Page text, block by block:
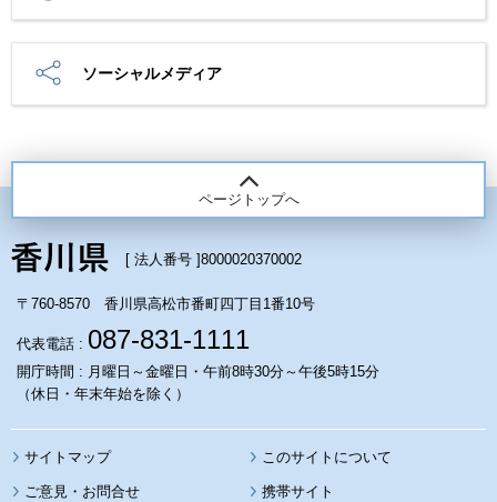
ソーシャルメディア
ページトップへ
[ 法人番号 ]8000020370002
〒760-8570 香川県高松市番町四丁目1番10号
代表電話 : 087-831-1111
開庁時間 : 月曜日～金曜日・午前8時30分～午後5時15分
（休日・年末年始を除く）
サイトマップ このサイトについて
携帯サイト